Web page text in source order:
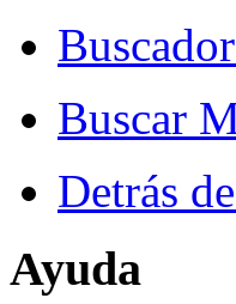
Buscar
Detrás
Ayuda